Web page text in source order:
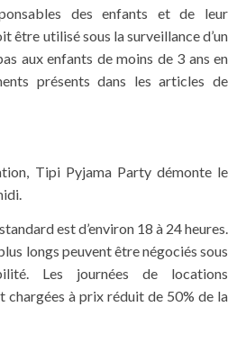
des enfants et de leur
être utilisé sous la surveillance d’un
aux enfants de moins de 3 ans en
présents dans les articles de
Tipi Pyjama Party démonte le
est d’environ 18 à 24 heures.
longs peuvent être négociés sous
Les journées de locations
chargées à prix réduit de 50% de la